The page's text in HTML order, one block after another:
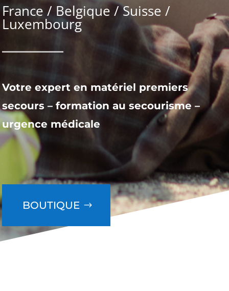
France / Belgique / Suisse /
Luxembourg
Votre expert en matériel premiers
secours – formation au secourisme –
urgence médicale
BOUTIQUE